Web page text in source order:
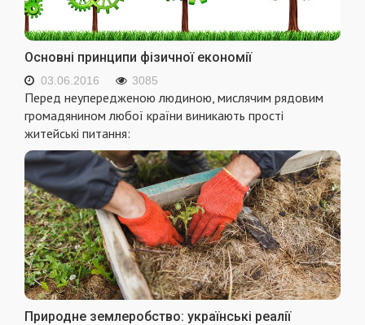
Основні принципи фізичної економії
03.06.2016 3085
Перед неупередженою людиною, мислячим рядовим
громадянином любої країни виникають простi
житейськi питання:
Природне землеробство: українські реалії